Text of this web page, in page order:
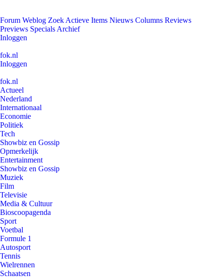
Forum Weblog Zoek Actieve Items Nieuws Columns Reviews
Previews Specials Archief
Inloggen
fok.nl
Inloggen
fok.nl
Actueel
Nederland
Internationaal
Economie
Politiek
Tech
Showbiz en Gossip
Opmerkelijk
Entertainment
Showbiz en Gossip
Muziek
Film
Televisie
Media & Cultuur
Bioscoopagenda
Sport
Voetbal
Formule 1
Autosport
Tennis
Wielrennen
Schaatsen